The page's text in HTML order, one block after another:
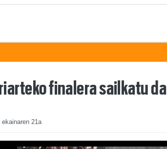
finalera sailkatu da
ekainaren 21a